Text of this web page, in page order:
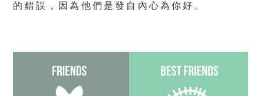
的錯誤，因為他們是發自內心為你好。